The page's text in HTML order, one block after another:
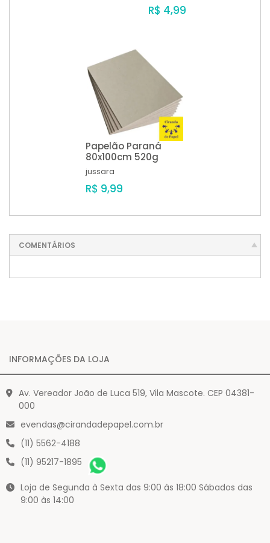
R$ 4,99
Papelão Paraná
80x100cm 520g
jussara
R$ 9,99
COMENTÁRIOS
INFORMAÇÕES DA LOJA
Av. Vereador João de Luca 519, Vila Mascote. CEP 04381-
000
evendas@cirandadepapel.com.br
(11) 5562-4188
(11) 95217-1895
Loja de Segunda à Sexta das 9:00 às 18:00 Sábados das
9:00 às 14:00